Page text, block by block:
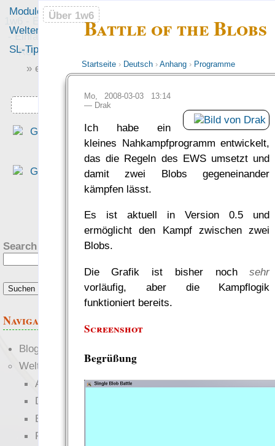
1w6 - Ein Würfel System
- Einfach saubere, freie
Rollenspiel-Regeln
Battle of the Blobs
Startseite› Deutsch› Anhang› Programme
Mo, 2008-03-03 13:14
— Drak
Ich habe ein
kleines Nahkampfprogramm entwickelt,
das die Regeln des EWS umsetzt und
damit zwei Blobs gegeneinander
kämpfen lässt.
Es ist aktuell in Version 0.5 und
ermöglicht den Kampf zwischen zwei
Blobs.
Die Grafik ist bisher nochsehr
vorläufig, aber die Kampflogik
funktioniert bereits.
Screenshot
Begrüßung
Über 1w6
Module
Welten
Foren
SL-Tipps
» einfach saubere «
» Regeln «
Über 1w6
Downloads
Search this site:
Navigation
Blogs
Welten
Ante Portas
Die neuen Lande
EWS-X
Freihändler
„Eine interessante
richtung, die sich für mich
altem DSA Spieler fast
ungewohnt schlank anfühlt.“
— Philipp von Phönixbanner